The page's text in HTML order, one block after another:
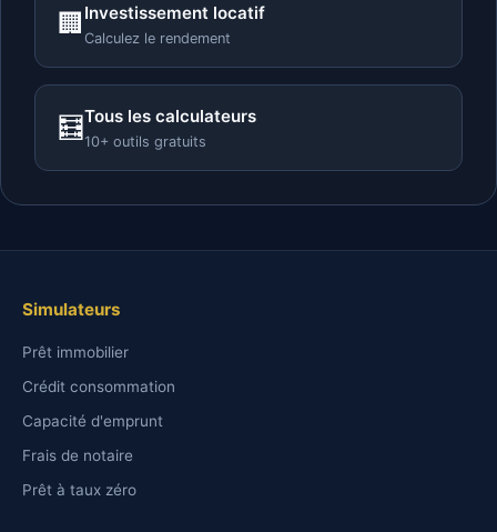
🏢 Investissement locatif
Calculez le rendement
🧮Tous les calculateurs
10+ outils gratuits
Simulateurs
Prêt immobilier
Crédit consommation
Capacité d'emprunt
Frais de notaire
Prêt à taux zéro